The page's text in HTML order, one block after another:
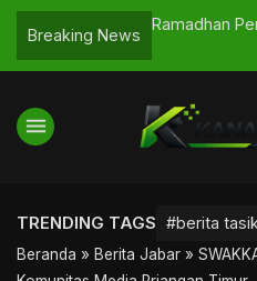
Breaking News
Kepedulian, DPRD
Bagi 600
Sampah
menu
TRENDING TAGS #berita
Beranda » Berita Jabar »